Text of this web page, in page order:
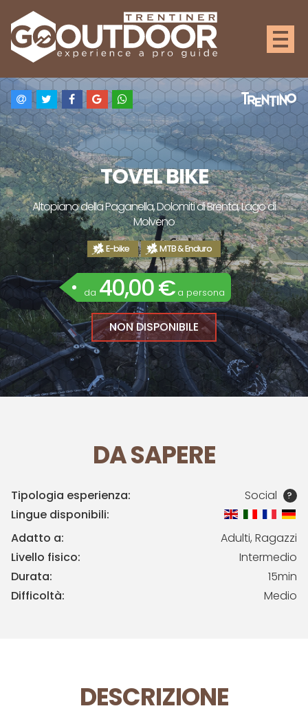
TOVEL BIKE
Altopiano della Paganella, Dolomiti di Brenta, Lago di
Molveno
E-bike MTB & Enduro
da 40,00 € a persona
NON DISPONIBILE
DA SAPERE
Tipologia esperienza: Social ?
Lingue disponibili:
Adatto a:
Adulti, Ragazzi
Livello fisico:
Intermedio
Durata:
15min
Difficoltà:
Medio
DESCRIZIONE